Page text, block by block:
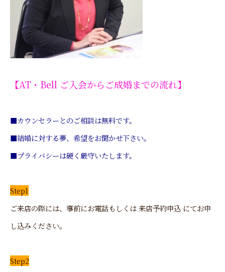
【AT・Bell ご入会からご成婚までの流れ】
■カウンセラーとのご相談は無料です。
■結婚に対する夢、希望をお聞かせ下さい。
■プライバシーは硬く厳守いたします。
Step1
ご来店の際には、事前にお電話もしくは 来店予約申込 にてお申
し込みください。
Step2